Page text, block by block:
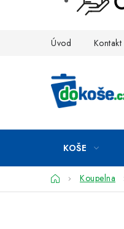
Úvod Kontakt
KOŠE
DomůKoupelna